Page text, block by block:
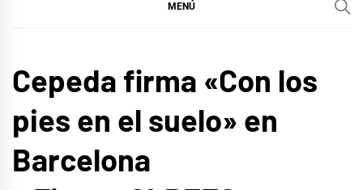
MENÚ
Cepeda firma «Con los
pies en el suelo» en
Barcelona